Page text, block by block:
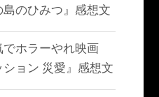
のひみつ』感想文
でホラーやれ映画
ション 災愛』感想文